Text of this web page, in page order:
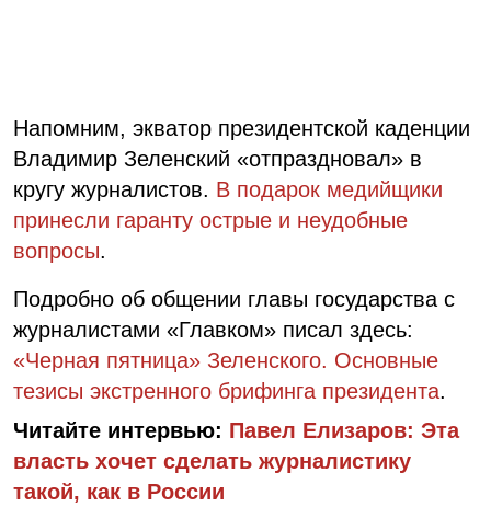
Напомним, экватор президентской каденции
Владимир Зеленский «отпраздновал» в
кругу журналистов. В подарок медийщики
принесли гаранту острые и неудобные
вопросы.
Подробно об общении главы государства с
журналистами «Главком» писал здесь:
«Черная пятница» Зеленского. Основные
тезисы экстренного брифинга президента.
Читайте интервью: Павел Елизаров: Эта
власть хочет сделать журналистику
такой, как в России